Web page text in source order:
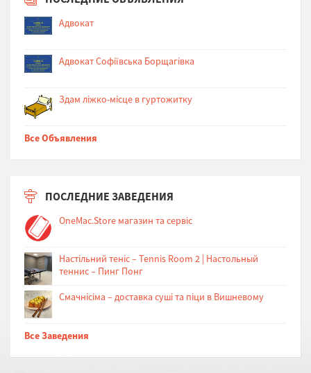
Адвокат
Адвокат Софіївська Борщагівка
Здам ліжко-місце в гуртожитку
Все Объявления
ПОСЛЕДНИЕ ЗАВЕДЕНИЯ
OneMac.Store магазин та сервіс
Настільний теніс – Tennis Room 2 | Настольный
теннис – Пинг Понг
Cмачнісіма – доставка суші та піци в Вишневому
Все Заведения